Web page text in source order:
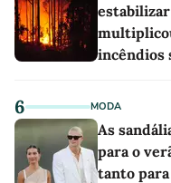
estabilizar
incêndios
6 MODA
As
para o
tanto